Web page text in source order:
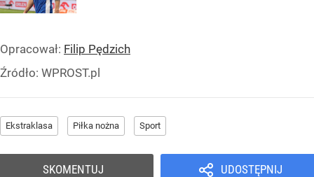
Opracował: Filip Pędzich
Źródło: WPROST.pl
Ekstraklasa Piłka nożna Sport
UDOSTĘPNIJ
SKOMENTUJ